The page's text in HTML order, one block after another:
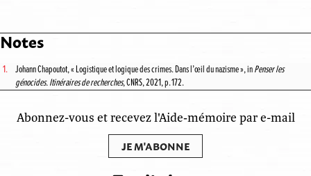
Notes
1. Johann Chapoutot, « Logistique et logique des crimes. Dans l’œil du nazisme », inPenser les
génocides. Itinéraires de recherches, CNRS, 2021, p. 172.
Abonnez-vous et recevez l'Aide‑mémoire par e-mail
JE M'ABONNE